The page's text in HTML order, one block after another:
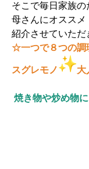
そこで毎日家族
母さんにオススメ
紹介させていただ
☆一つで８つの
スグレモノ
大
焼き物や炒め物